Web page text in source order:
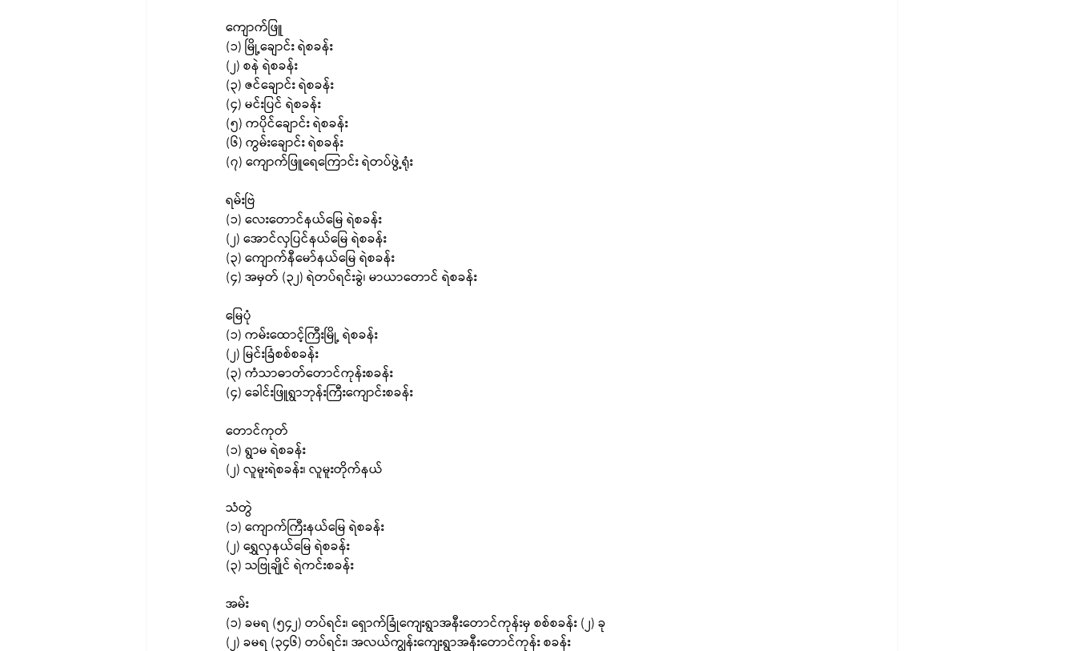
ကျောက်ဖြူ
(၁) မြို့ချောင်း ရဲစခန်း
(၂) စနဲ ရဲစခန်း
(၃) ဇင်ချောင်း ရဲစခန်း
(၄) မင်းပြင် ရဲစခန်း
(၅) ကပိုင်ချောင်း ရဲစခန်း
(၆) ကွမ်းချောင်း ရဲစခန်း
(၇) ကျောက်ဖြူရေကြောင်း ရဲတပ်ဖွဲ့ရုံး
ရမ်းဗြဲ
(၁) လေးတောင်နယ်မြေ ရဲစခန်း
(၂) အောင်လှပြင်နယ်မြေ ရဲစခန်း
(၃) ကျောက်နီမော်နယ်မြေ ရဲစခန်း
(၄) အမှတ် (၃၂) ရဲတပ်ရင်းခွဲ၊ မာယာတောင် ရဲစခန်း
မြေပုံ
(၁) ကမ်းထောင့်ကြီးမြို့ ရဲစခန်း
(၂) မြင်းခြံစစ်စခန်း
(၃) ကံသာဓာတ်တောင်ကုန်းစခန်း
(၄) ခေါင်းဖြူရွာဘုန်းကြီးကျောင်းစခန်း
တောင်ကုတ်
(၁) ရွာမ ရဲစခန်း
(၂) လူမူးရဲစခန်း၊ လူမူးတိုက်နယ်
သံတွဲ
(၁) ကျောက်ကြီးနယ်မြေ ရဲစခန်း
(၂) ရွှေလှနယ်မြေ ရဲစခန်း
(၃) သဗြုချိုင် ရဲကင်းစခန်း
အမ်း
(၁) ခမရ (၅၄၂) တပ်ရင်း၊ ရှောက်ခြုံကျေးရွာအနီးတောင်ကုန်းမှ စစ်စခန်း (၂) ခု
(၂) ခမရ (၃၄၆) တပ်ရင်း၊ အလယ်ကျွန်းကျေးရွာအနီးတောင်ကုန်း စခန်း